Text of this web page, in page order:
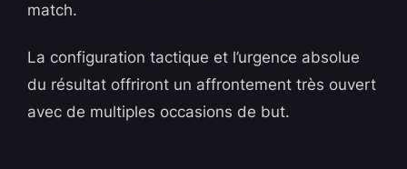
match.
La configuration tactique et l’urgence absolue
du résultat offriront un affrontement très ouvert
avec de multiples occasions de but.